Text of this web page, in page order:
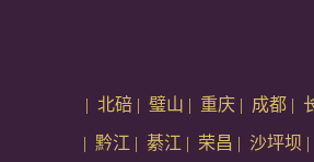
| 北碚| 璧山 | 重庆| 成都|
| 黔江 | 綦江 | 荣昌 | 沙坪坝 |